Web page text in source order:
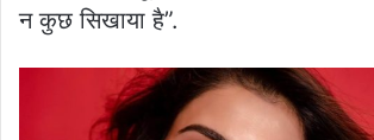
न कुछ सिखाया है”.